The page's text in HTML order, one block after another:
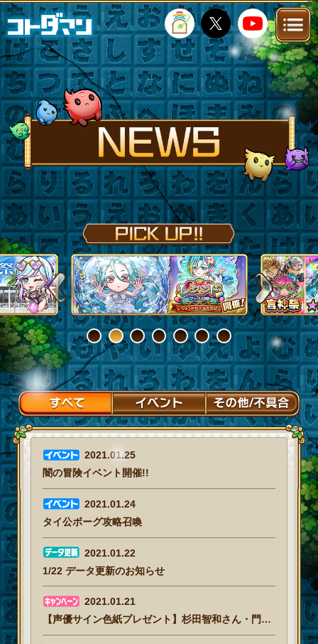
TOP STORY NEWS
FANKIT FAQ
Previous Next
1 2 3 4 5 6 7
2021.01.25
闇の冒険イベント開催!!
2021.01.24
タイ公ボーグ攻略召喚
2021.01.22
1/22 データ更新のお知らせ
2021.01.21
【声優サイン色紙プレゼント】杉田智和さん・門脇舞以さん・佐倉綾音さん・小野友樹さん